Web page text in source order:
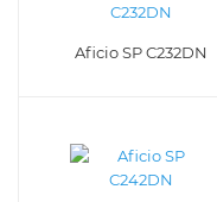
Aficio SP C232DN